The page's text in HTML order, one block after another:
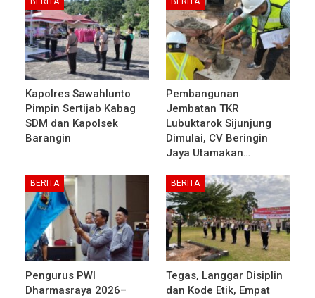
Kapolres Sawahlunto
Pimpin Sertijab Kabag
SDM dan Kapolsek
Barangin
Pembangunan
Jembatan TKR
Lubuktarok Sijunjung
Dimulai, CV Beringin
Jaya Utamakan…
BERITA
Pengurus PWI
Dharmasraya 2026–
BERITA
Tegas, Langgar Disiplin
dan Kode Etik, Empat